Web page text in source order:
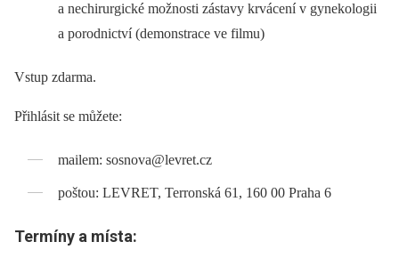
a nechirurgické možnosti zástavy krvácení v gynekologii
a porodnictví (demonstrace ve filmu)
Vstup zdarma.
Přihlásit se můžete:
mailem: sosnova@levret.cz
poštou: LEVRET, Terronská 61, 160 00 Praha 6
Termíny a místa: